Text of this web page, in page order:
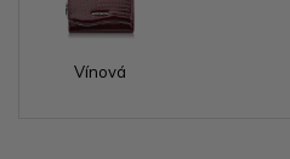
Vínová